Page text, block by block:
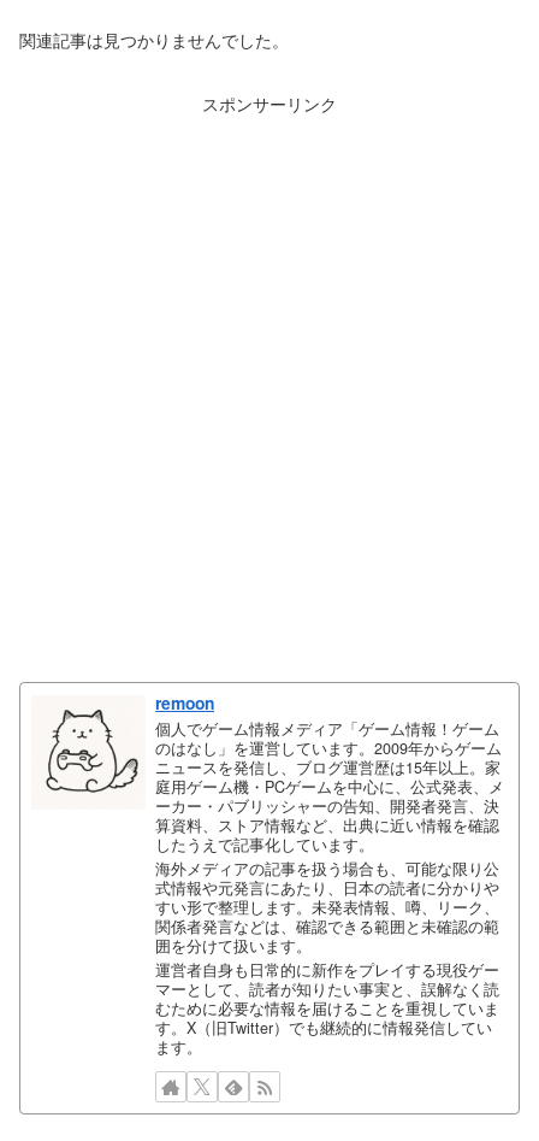
関連記事は見つかりませんでした。
スポンサーリンク
remoon
個人でゲーム情報メディア「ゲーム情報！ゲーム
のはなし」を運営しています。2009年からゲーム
ニュースを発信し、ブログ運営歴は15年以上。家
庭用ゲーム機・PCゲームを中心に、公式発表、メ
ーカー・パブリッシャーの告知、開発者発言、決
算資料、ストア情報など、出典に近い情報を確認
したうえで記事化しています。
海外メディアの記事を扱う場合も、可能な限り公
式情報や元発言にあたり、日本の読者に分かりや
すい形で整理します。未発表情報、噂、リーク、
関係者発言などは、確認できる範囲と未確認の範
囲を分けて扱います。
運営者自身も日常的に新作をプレイする現役ゲー
マーとして、読者が知りたい事実と、誤解なく読
むために必要な情報を届けることを重視していま
す。X（旧Twitter）でも継続的に情報発信してい
ます。